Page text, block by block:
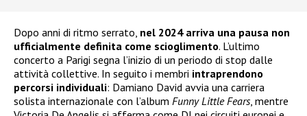
Dopo anni di ritmo serrato, nel 2024 arriva una pausa non
ufficialmente definita come scioglimento. L’ultimo
concerto a Parigi segna l’inizio di un periodo di stop dalle
attività collettive. In seguito i membri intraprendono
percorsi individuali: Damiano David avvia una carriera
solista internazionale con l’album Funny Little Fears, mentre